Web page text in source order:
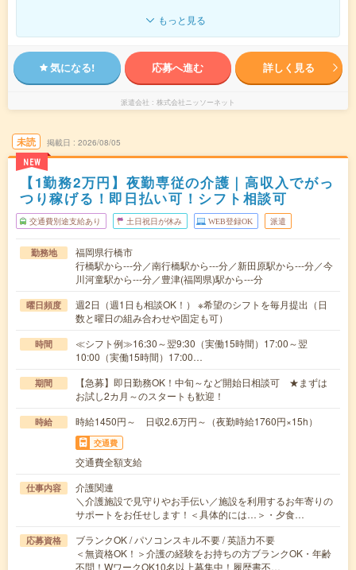
もっと見る
気になる! 応募へ進む 詳しく見る
派遣会社 株式会社ニッソーネット
未読
NEW
掲載日 2026/08/05
【1勤務2万円】夜勤専従の介護｜高収入でがっ
つり稼げる！即日払い可！シフト相談可
交通費別途支給あり 土日祝日が休み WEB登録OK 派遣
勤務地
福岡県行橋市
行橋駅から---分／南行橋駅から---分／新田原駅から---分／今
川河童駅から---分／豊津(福岡県)駅から---分
曜日頻度
週2日（週1日も相談OK！） ※希望のシフトを毎月提出（日
数と曜日の組み合わせや固定も可）
時間
≪シフト例≫16:30～翌9:30（実働15時間）17:00～翌
10:00（実働15時間）17:00…
期間
【急募】即日勤務OK！中旬～など開始日相談可 ★まずは
お試し2カ月～のスタートも歓迎！
時給 時給1450円～ 日収2.6万円～（夜勤時給1760円×15h）
交通費
交通費全額支給
仕事内容
介護関連
＼介護施設で見守りやお手伝い／施設を利用するお年寄りの
サポートをお任せします！＜具体的には…＞・夕食…
応募資格
ブランクOK / パソコンスキル不要 / 英語力不要
＜無資格OK！＞介護の経験をお持ちの方ブランクOK・年齢
不問！WワークOK10名以上募集中！履歴書不…